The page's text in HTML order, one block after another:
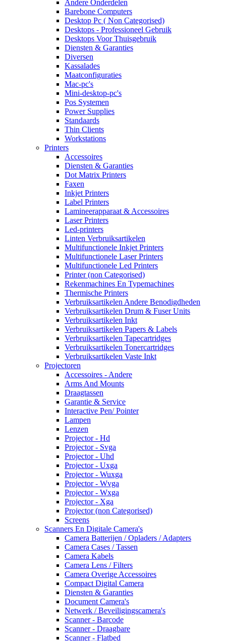
Andere Onderdelen
Barebone Computers
Desktop Pc ( Non Categorised)
Desktops - Professioneel Gebruik
Desktops Voor Thuisgebruik
Diensten & Garanties
Diversen
Kassalades
Maatconfiguraties
Mac-pc's
Mini-desktop-pc's
Pos Systemen
Power Supplies
Standaards
Thin Clients
Workstations
Printers
Accessoires
Diensten & Garanties
Dot Matrix Printers
Faxen
Inkjet Printers
Label Printers
Lamineerapparaat & Accessoires
Laser Printers
Led-printers
Linten Verbruiksartikelen
Multifunctionele Inkjet Printers
Multifunctionele Laser Printers
Multifunctionele Led Printers
Printer (non Categorised)
Rekenmachines En Typemachines
Thermische Printers
Verbruiksartikelen Andere Benodigdheden
Verbruiksartikelen Drum & Fuser Units
Verbruiksartikelen Inkt
Verbruiksartikelen Papers & Labels
Verbruiksartikelen Tapecartridges
Verbruiksartikelen Tonercartridges
Verbruiksartikelen Vaste Inkt
Projectoren
Accessoires - Andere
Arms And Mounts
Draagtassen
Garantie & Service
Interactive Pen/ Pointer
Lampen
Lenzen
Projector - Hd
Projector - Svga
Projector - Uhd
Projector - Uxga
Projector - Wuxga
Projector - Wvga
Projector - Wxga
Projector - Xga
Projector (non Categorised)
Screens
Scanners En Digitale Camera's
Camera Batterijen / Opladers / Adapters
Camera Cases / Tassen
Camera Kabels
Camera Lens / Filters
Camera Overige Accessoires
Compact Digital Camera
Diensten & Garanties
Document Camera's
Netwerk / Beveiligingscamera's
Scanner - Barcode
Scanner - Draagbare
Scanner - Flatbed